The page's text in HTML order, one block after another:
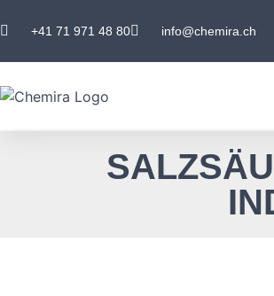
+41 71 971 48 80 info@chemira.ch